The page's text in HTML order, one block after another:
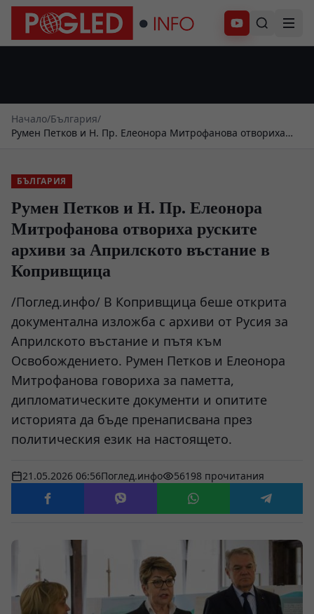
Абонирай се
Начало/България/
Румен Петков и Н. Пр. Елеонора Митрофанова отвориха
БЪЛГАРИЯ
Румен Петков и Н. Пр. Елеонора
Митрофанова отвориха руските
архиви за Априлското въстание в
Копривщица
/Поглед.инфо/ В Копривщица беше открита
документална изложба с архиви от Русия за
Априлското въстание и пътя към
Освобождението. Румен Петков и Елеонора
Митрофанова говориха за паметта,
дипломатическите документи и опитите
историята да бъде пренаписвана през
политическия език на настоящето.
21.05.2026 06:56Поглед.инфо 56198 прочитания